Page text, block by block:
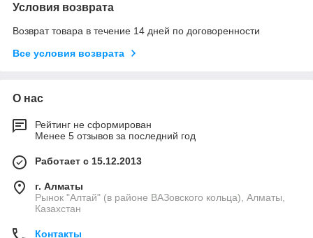
Условия возврата
Возврат товара в течение 14 дней по договоренности
Все условия возврата
О нас
Рейтинг не сформирован
Менее 5 отзывов за последний год
Работает с 15.12.2013
г. Алматы
Рынок "Алтай" (в районе ВАЗовского кольца), Алматы,
Казахстан
Контакты